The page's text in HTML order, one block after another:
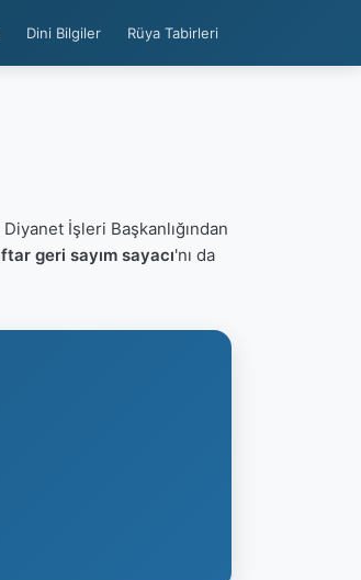
Dini Bilgiler Rüya Tabirleri
Diyanet İşleri Başkanlığından
geri sayım sayacı'nı da